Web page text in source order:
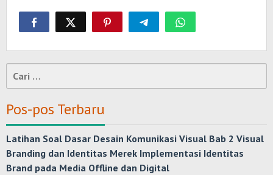
Cari
untuk:
Pos-pos Terbaru
Latihan Soal Dasar Desain Komunikasi Visual Bab 2 Visual
Branding dan Identitas Merek Implementasi Identitas
Brand pada Media Offline dan Digital